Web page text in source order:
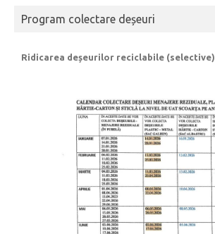
Program colectare deșeuri
Ridicarea deșeurilor reciclabile (selective)